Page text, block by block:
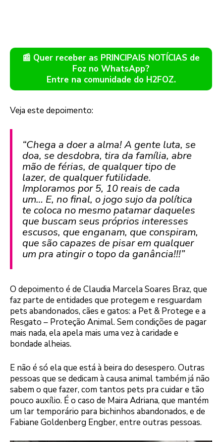
📰 Quer receber as PRINCIPAIS NOTÍCIAS de
Foz no WhatsApp?
Entre na comunidade do H2FOZ.
Veja este depoimento:
“Chega a doer a alma! A gente luta, se
doa, se desdobra, tira da família, abre
mão de férias, de qualquer tipo de
lazer, de qualquer futilidade.
Imploramos por 5, 10 reais de cada
um… E, no final, o jogo sujo da política
te coloca no mesmo patamar daqueles
que buscam seus próprios interesses
escusos, que enganam, que conspiram,
que são capazes de pisar em qualquer
um pra atingir o topo da ganância!!!”
O depoimento é de Claudia Marcela Soares Braz, que
faz parte de entidades que protegem e resguardam
pets abandonados, cães e gatos: a Pet & Protege e a
Resgato – Proteção Animal. Sem condições de pagar
mais nada, ela apela mais uma vez à caridade e
bondade alheias.
E não é só ela que está à beira do desespero. Outras
pessoas que se dedicam à causa animal também já não
sabem o que fazer, com tantos pets pra cuidar e tão
pouco auxílio. É o caso de Maira Adriana, que mantém
um lar temporário para bichinhos abandonados, e de
Fabiane Goldenberg Engber, entre outras pessoas.